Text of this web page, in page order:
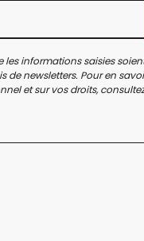
informations saisies
de newsletters. Pour en
et sur vos droits,